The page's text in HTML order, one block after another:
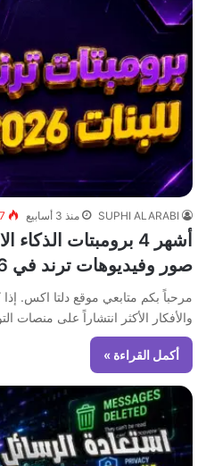
SUPHI ALARABI منذ 3 أسابيع
أشهر 4 برومبتات
صور وفيديوهات ترند في 2026
مرحباً بكم متابعي موقع دلتا اكس. إذا
والأفكار الأكثر انتشاراً على منصات
أكمل القراءة »